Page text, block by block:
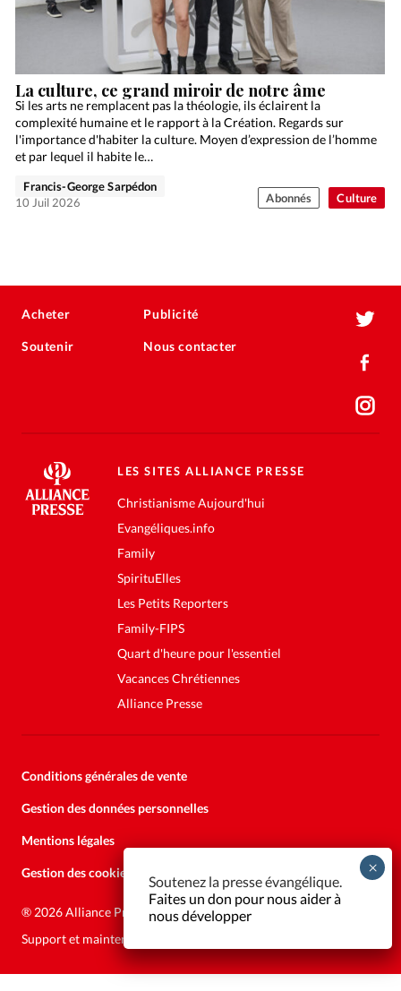
Culture
La culture, ce grand miroir de notre âme
Si les arts ne remplacent pas la théologie, ils éclairent la
complexité humaine et le rapport à la Création. Regards sur
l'importance d'habiter la culture. Moyen d’expression de l’homme
et par lequel il habite le…
Francis-George Sarpédon
10 Juil 2026
Abonnés
Acheter
Soutenir
Publicité
Nous contacter
LES SITES ALLIANCE PRESSE
Christianisme Aujourd'hui
Evangéliques.info
Family
SpirituElles
Les Petits Reporters
Family-FIPS
Quart d'heure pour l'essentiel
Vacances Chrétiennes
Alliance Presse
Conditions générales de vente
Gestion des données personnelles
Mentions légales
Gestion des cookies
® 2026 Alliance Presse
Support et maintenance:
Soutenez la presse évangélique.
Faites un don pour nous aider à
nous développer